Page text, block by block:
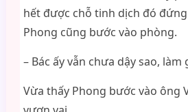
hết được chỗ tinh dịch đó đứng
Phong cũng bước vào phòng.
– Bác ấy vẫn chưa dậy sao, làm
Vừa thấy Phong bước vào ông